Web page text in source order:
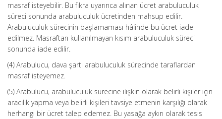
masraf isteyebilir. Bu fıkra uyarınca alınan ücret arabuluculuk
süreci sonunda arabuluculuk ücretinden mahsup edilir.
Arabuluculuk sürecinin başlamaması hâlinde bu ücret iade
edilmez. Masraftan kullanılmayan kısım arabuluculuk süreci
sonunda iade edilir.
(4) Arabulucu, dava şartı arabuluculuk sürecinde taraflardan
masraf isteyemez.
(5) Arabulucu, arabuluculuk sürecine ilişkin olarak belirli kişiler için
aracılık yapma veya belirli kişileri tavsiye etmenin karşılığı olarak
herhangi bir ücret talep edemez. Bu yasağa aykırı olarak tesis